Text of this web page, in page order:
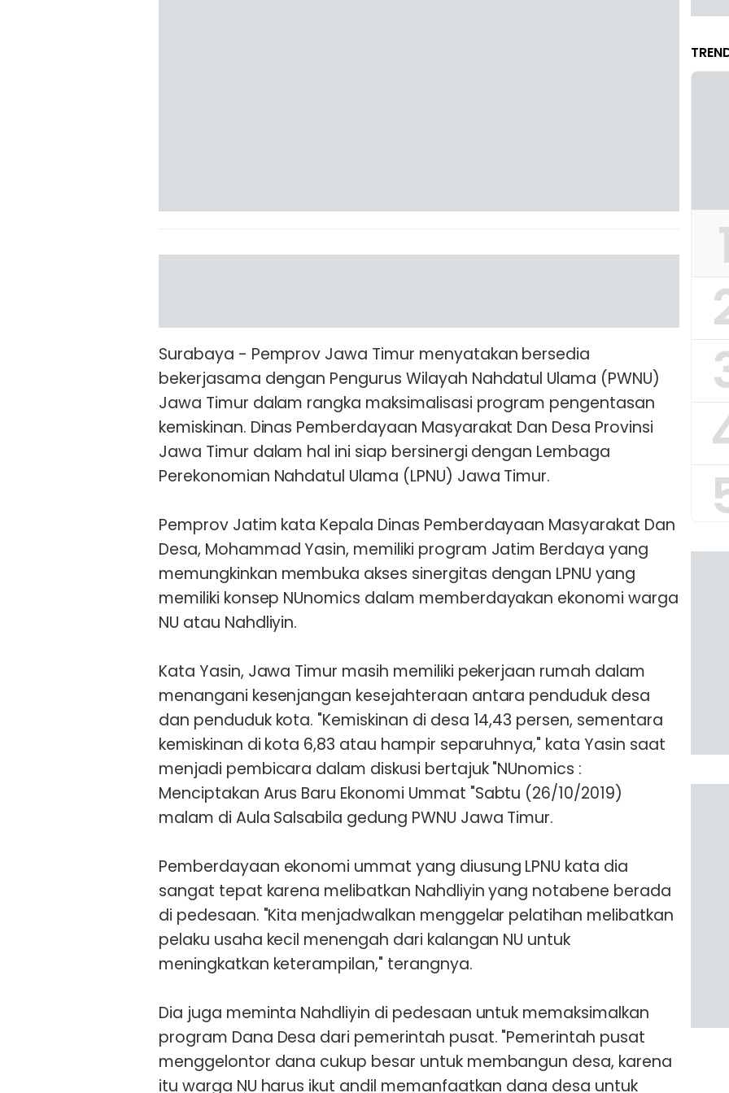
Surabaya - Pemprov Jawa Timur menyatakan bersedia
bekerjasama dengan Pengurus Wilayah Nahdatul Ulama (PWNU)
Jawa Timur dalam rangka maksimalisasi program pengentasan
kemiskinan. Dinas Pemberdayaan Masyarakat Dan Desa Provinsi
Jawa Timur dalam hal ini siap bersinergi dengan Lembaga
Perekonomian Nahdatul Ulama (LPNU) Jawa Timur.
Pemprov Jatim kata Kepala Dinas Pemberdayaan Masyarakat Dan
Desa, Mohammad Yasin, memiliki program Jatim Berdaya yang
memungkinkan membuka akses sinergitas dengan LPNU yang
memiliki konsep NUnomics dalam memberdayakan ekonomi warga
NU atau Nahdliyin.
Kata Yasin, Jawa Timur masih memiliki pekerjaan rumah dalam
menangani kesenjangan kesejahteraan antara penduduk desa
dan penduduk kota. "Kemiskinan di desa 14,43 persen, sementara
kemiskinan di kota 6,83 atau hampir separuhnya," kata Yasin saat
menjadi pembicara dalam diskusi bertajuk "NUnomics :
Menciptakan Arus Baru Ekonomi Ummat "Sabtu (26/10/2019)
malam di Aula Salsabila gedung PWNU Jawa Timur.
Pemberdayaan ekonomi ummat yang diusung LPNU kata dia
sangat tepat karena melibatkan Nahdliyin yang notabene berada
di pedesaan. "Kita menjadwalkan menggelar pelatihan melibatkan
pelaku usaha kecil menengah dari kalangan NU untuk
meningkatkan keterampilan," terangnya.
Dia juga meminta Nahdliyin di pedesaan untuk memaksimalkan
program Dana Desa dari pemerintah pusat. "Pemerintah pusat
menggelontor dana cukup besar untuk membangun desa, karena
itu warga NU harus ikut andil memanfaatkan dana desa untuk